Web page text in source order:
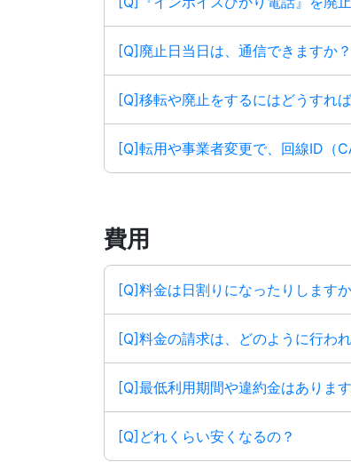
[Q]廃止日当日は、通信できますか？
[Q]移転や廃止をするにはどうすれ
[Q]転用や事業者変更で、回線ID（
費用
[Q]料金は日割りになったりします
[Q]料金の請求は、どのように行わ
[Q]最低利用期間や違約金はありま
[Q]どれくらい安くなるの？